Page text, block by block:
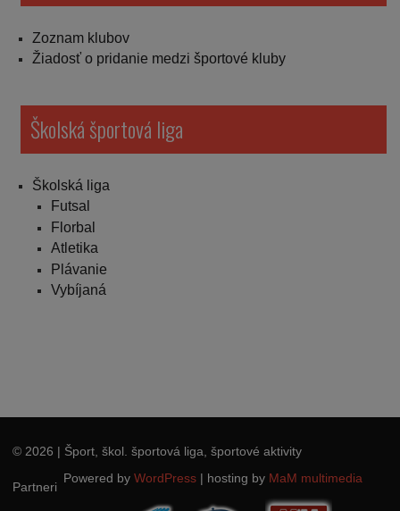
Zoznam klubov
Žiadosť o pridanie medzi športové kluby
Školská športová liga
Školská liga
Futsal
Florbal
Atletika
Plávanie
Vybíjaná
© 2026 | Šport, škol. športová liga, športové aktivity
Powered by WordPress | hosting by MaM multimedia
Partneri